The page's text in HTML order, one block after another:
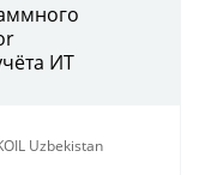
ИТ
Uzbekistan